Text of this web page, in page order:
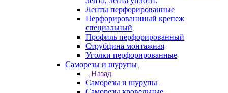
Ленты перфорированные
Перфорированнный крепеж
специальный
Профиль перфорированный
Струбцина монтажная
Уголки перфорированные
Саморезы и шурупы
Назад
Саморезы и шурупы